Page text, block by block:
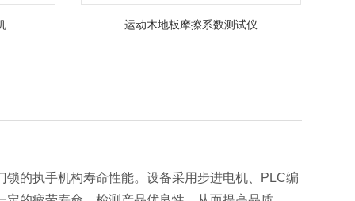
运动木地板摩擦系数测试仪
的执手机构寿命性能。设备采用步进电机、PLC编